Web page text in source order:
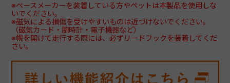
※ペースメーカーを装着している方やペットは本製品を使用しな
いでください。
※磁気による損傷を受けやすいものは近づけないでください。
（磁気カード・腕時計・電子機器など）
※幌を開けて走行する際には、必ずリードフックを装着してくだ
さい。